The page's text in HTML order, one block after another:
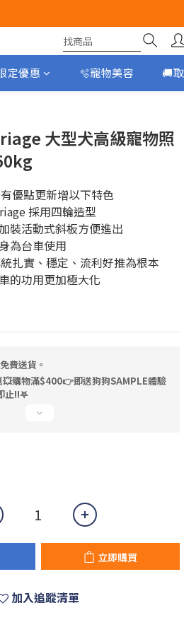
定優惠 🫧寵物美容 🚚
大型犬高級寵物照
優點更新增以下特色
採用四輪造型
裝活動式斜板方便進出
為台車使用
扎實、穩定、流利好推為根本
的功用更加極大化
費送貨。
購物滿$400👉即送狗狗SAMPLE體驗
止!!𖤐
立即購買
加入追蹤清單